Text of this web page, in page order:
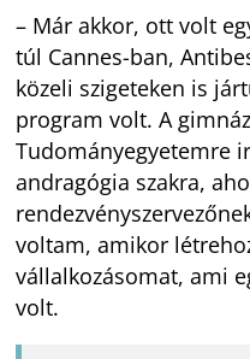
– Már akkor, ott volt
túl Cannes-ban,
közeli szigeteken is
program volt. A
Tudományegyetemre
andragógia szakra,
voltam, amikor
vállalkozásomat, ami
volt.